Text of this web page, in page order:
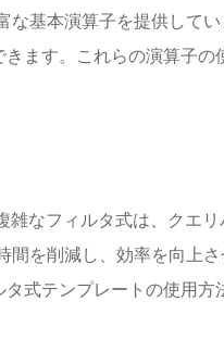
基本演算子を提供して
ます。これらの演算子
なフィルタ式は、クエ
を削減し、効率を向上
式テンプレートの使用方